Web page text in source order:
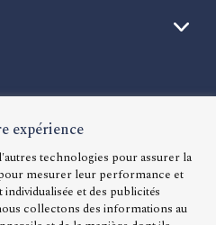
expérience
technologies pour assurer la
mesurer leur performance et
et des publicités
collectons des informations au